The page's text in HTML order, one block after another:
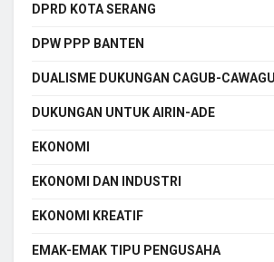
DPRD KOTA SERANG
DPW PPP BANTEN
DUALISME DUKUNGAN CAGUB-
DUKUNGAN UNTUK AIRIN-ADE
EKONOMI
EKONOMI DAN INDUSTRI
EKONOMI KREATIF
EMAK-EMAK TIPU PENGUSAHA